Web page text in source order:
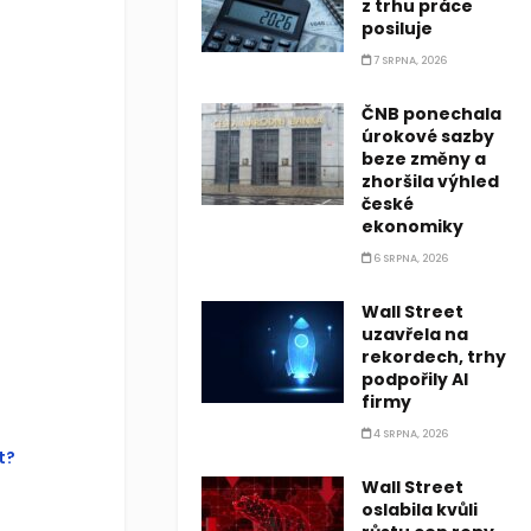
page
of this
z trhu práce
posiluje
7 SRPNA, 2026
ČNB ponechala
úrokové sazby
beze změny a
zhoršila výhled
české
ekonomiky
6 SRPNA, 2026
Wall Street
uzavřela na
rekordech, trhy
podpořily AI
firmy
4 SRPNA, 2026
Wall Street
oslabila kvůli